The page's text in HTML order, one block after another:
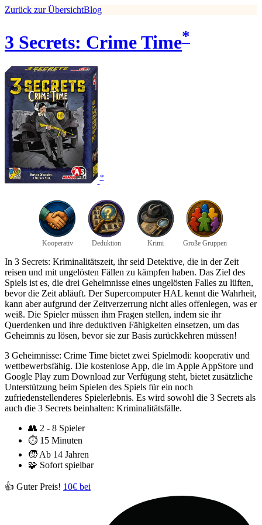
Zurück zur ÜbersichtBlog
3 Secrets: Crime Time*
*
Kooperativ Deduktion Krimi Große Gruppen
In 3 Secrets: Kriminalitätszeit, ihr seid Detektive, die in der Zeit
reisen und mit ungelösten Fällen zu kämpfen haben. Das Ziel des
Spiels ist es, die drei Geheimnisse eines ungelösten Falles zu lüften,
bevor die Zeit abläuft. Der Supercomputer HAL kennt die Wahrheit,
kann aber aufgrund der Zeitverzerrung nicht alles offenlegen, was er
weiß. Die Spieler müssen ihm Fragen stellen, indem sie ihr
Querdenken und ihre deduktiven Fähigkeiten einsetzen, um das
Geheimnis zu lösen, bevor sie zur Basis zurückkehren müssen!
3 Geheimnisse: Crime Time bietet zwei Spielmodi: kooperativ und
wettbewerbsfähig. Die kostenlose App, die im Apple AppStore und
Google Play zum Download zur Verfügung steht, bietet zusätzliche
Unterstützung beim Spielen des Spiels für ein noch
zufriedenstellenderes Spielerlebnis. Es wird sowohl die 3 Secrets als
auch die 3 Secrets beinhalten: Kriminalitätsfälle.
👥 2 - 8 Spieler
⏱️ 15 Minuten
🧒 Ab 14 Jahren
🧩 Sofort spielbar
👍 Guter Preis! 10€ bei